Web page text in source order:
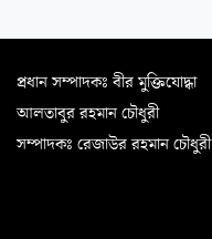
প্রধান সম্পাদকঃ বীর মুক্তিযোদ্ধা
আলতাবুর রহমান চৌধুরী
সম্পাদকঃ রেজাউর রহমান চৌধুরী